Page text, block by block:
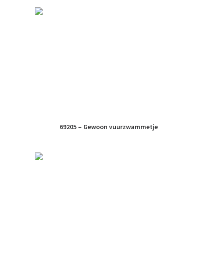
69205 – Gewoon vuurzwammetje